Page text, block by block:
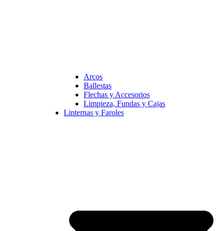
Arcos
Ballestas
Flechas y Accesorios
Limpieza, Fundas y Cajas
Linternas y Faroles